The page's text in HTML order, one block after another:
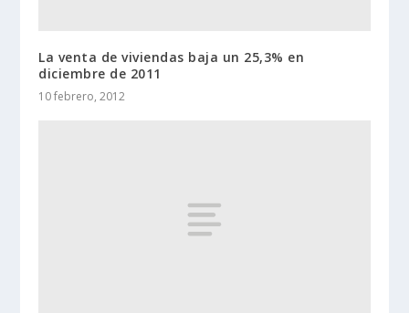
La venta de viviendas baja un 25,3% en
diciembre de 2011
10 febrero, 2012